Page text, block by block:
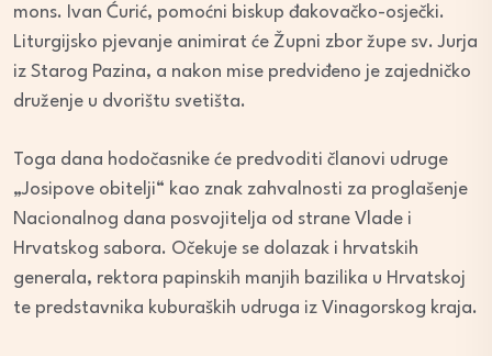
mons. Ivan Ćurić, pomoćni biskup đakovačko-osječki.
Liturgijsko pjevanje animirat će Župni zbor župe sv. Jurja
iz Starog Pazina, a nakon mise predviđeno je zajedničko
druženje u dvorištu svetišta.
Toga dana hodočasnike će predvoditi članovi udruge
„Josipove obitelji“ kao znak zahvalnosti za proglašenje
Nacionalnog dana posvojitelja od strane Vlade i
Hrvatskog sabora. Očekuje se dolazak i hrvatskih
generala, rektora papinskih manjih bazilika u Hrvatskoj
te predstavnika kuburaških udruga iz Vinagorskog kraja.